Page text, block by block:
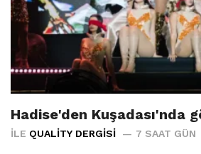
Hadise'den Kuşadası'nda
İLE QUALITY DERGISI 7 SAAT GÜN